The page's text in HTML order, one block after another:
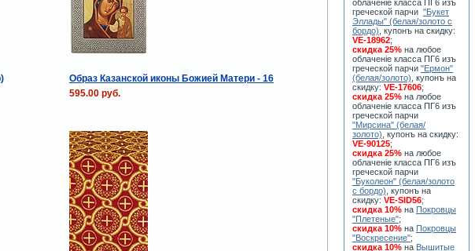
Образ Казанской иконы Божией Матери - 16
595.00 руб.
облаченiе класса ПГ6 изъ
греческой парчи "Букет
Эллады" (белая/золото с
бордо) , купонъ на скидку:
VE-18962;
скидка 25% на любое
облаченiе класса ПГ6 изъ
греческой парчи "Ермон"
(белая/золото) , купонъ на
скидку: VE-17606;
скидка 25% на любое
облаченiе класса ПГ6 изъ
греческой парчи
"Мирсина" (белая/
золото) , купонъ на скидку:
VE-90125;
скидка 25% на любое
облаченiе класса ПГ6 изъ
греческой парчи
"Буколеон" (белая/золото
с бордо) , купонъ на
скидку: VE-SID56;
скидка 10% на Покровцы
"Плетеные";
скидка 10% на Покровцы
"Воскресение";
скидка 10% на Вышитые